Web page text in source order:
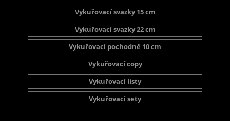
Vykuřovací svazky 15 cm
Vykuřovací svazky 22 cm
Vykuřovací pochodně 10 cm
Vykuřovací copy
Vykuřovací listy
Vykuřovací sety